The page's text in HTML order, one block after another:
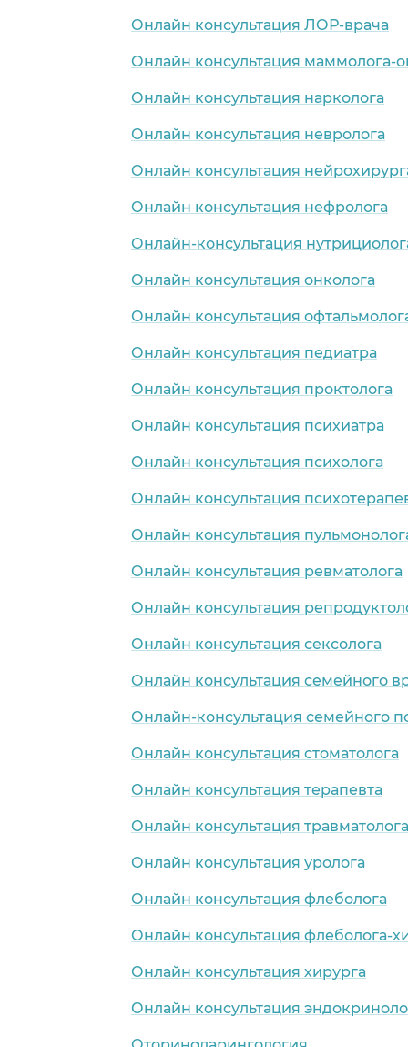
Онлайн консультация ЛОР-врача
Онлайн консультация маммолога-
Онлайн консультация нарколога
Онлайн консультация невролога
Онлайн консультация
Онлайн консультация нефролога
Онлайн-консультация
Онлайн консультация онколога
Онлайн консультация
Онлайн консультация педиатра
Онлайн консультация проктолога
Онлайн консультация психиатра
Онлайн консультация психолога
Онлайн консультация
Онлайн консультация
Онлайн консультация ревматолога
Онлайн консультация
Онлайн консультация сексолога
Онлайн консультация семейного
Онлайн-консультация семейного
Онлайн консультация стоматолога
Онлайн консультация терапевта
Онлайн консультация травматолога
Онлайн консультация уролога
Онлайн консультация флеболога
Онлайн консультация флеболога-
Онлайн консультация хирурга
Онлайн консультация